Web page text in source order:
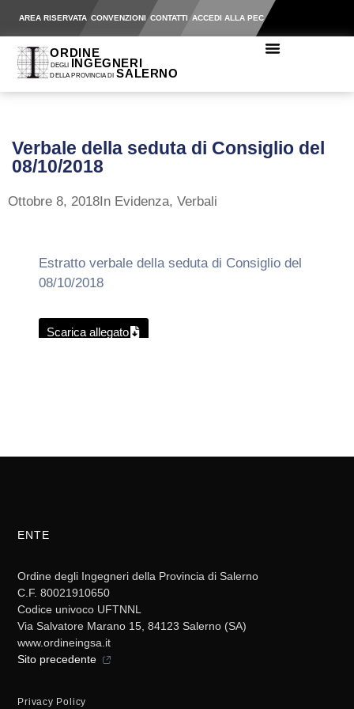
AREA RISERVATA CONVENZIONI CONTATTI ACCEDI ALLA PEC
Verbale della seduta di Consiglio del
08/10/2018
Ottobre 8, 2018In Evidenza, Verbali
Estratto verbale della seduta di Consiglio del
08/10/2018
Scarica allegato
ENTE
Ordine degli Ingegneri della Provincia di Salerno
C.F. 80021910650
Codice univoco UFTNNL
Via Salvatore Marano 15, 84123 Salerno (SA)
www.ordineingsa.it
Sito precedente
Privacy Policy